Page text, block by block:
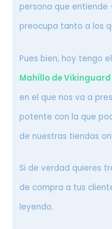
persona que
preocupa tanto a los
Pues bien, hoy tengo
Mahíllo de Vikinguard
en el que nos va a
potente con la que
de nuestras tiendas
Si de verdad quieres
de compra a tus
leyendo.